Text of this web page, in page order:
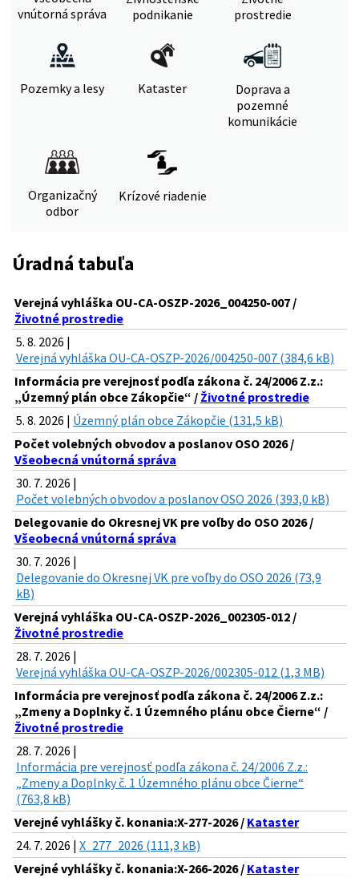
vnútorná správa
podnikanie
prostredie
Pozemky a lesy Kataster
Doprava a
pozemné
komunikácie
Organizačný
odbor
Krízové riadenie
Úradná tabuľa
Verejná vyhláška OU-CA-OSZP-2026_004250-007 /
Životné prostredie
5. 8. 2026 |
Verejná vyhláška OU-CA-OSZP-2026/004250-007 (384,6 kB)
Informácia pre verejnosť podľa zákona č. 24/2006 Z.z.:
„Územný plán obce Zákopčie“ / Životné prostredie
5. 8. 2026 | Územný plán obce Zákopčie (131,5 kB)
Počet volebných obvodov a poslanov OSO 2026 /
Všeobecná vnútorná správa
30. 7. 2026 |
Počet volebných obvodov a poslanov OSO 2026 (393,0 kB)
Delegovanie do Okresnej VK pre voľby do OSO 2026 /
Všeobecná vnútorná správa
30. 7. 2026 |
Delegovanie do Okresnej VK pre voľby do OSO 2026 (73,9
kB)
Verejná vyhláška OU-CA-OSZP-2026_002305-012 /
Životné prostredie
28. 7. 2026 |
Verejná vyhláška OU-CA-OSZP-2026/002305-012 (1,3 MB)
Informácia pre verejnosť podľa zákona č. 24/2006 Z.z.:
„Zmeny a Doplnky č. 1 Územného plánu obce Čierne“ /
Životné prostredie
28. 7. 2026 |
Informácia pre verejnosť podľa zákona č. 24/2006 Z.z.:
„Zmeny a Doplnky č. 1 Územného plánu obce Čierne“
(763,8 kB)
Verejné vyhlášky č. konania:X-277-2026 / Kataster
24. 7. 2026 | X_277_2026 (111,3 kB)
Verejné vyhlášky č. konania:X-266-2026 / Kataster